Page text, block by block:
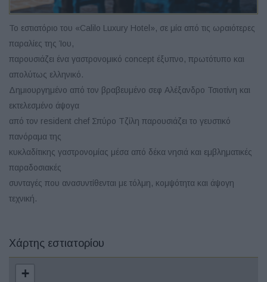
Το εστιατόριο του «Calilo Luxury Hotel», σε μία από τις ωραιότερες
παραλίες της Ίου,
παρουσιάζει ένα γαστρονομικό concept έξυπνο, πρωτότυπο και
απολύτως ελληνικό.
Δημιουργημένο από τον βραβευμένο σεφ Αλέξανδρο Τσιοτίνη και
εκτελεσμένο άψογα
από τον resident chef Σπύρο Τζίλη παρουσιάζει το γευστικό
πανόραμα της
κυκλαδίτικης γαστρονομίας μέσα από δέκα νησιά και εμβληματικές
παραδοσιακές
συνταγές που ανασυντίθενται με τόλμη, κομψότητα και άψογη
τεχνική.
Χάρτης εστιατορίου
+